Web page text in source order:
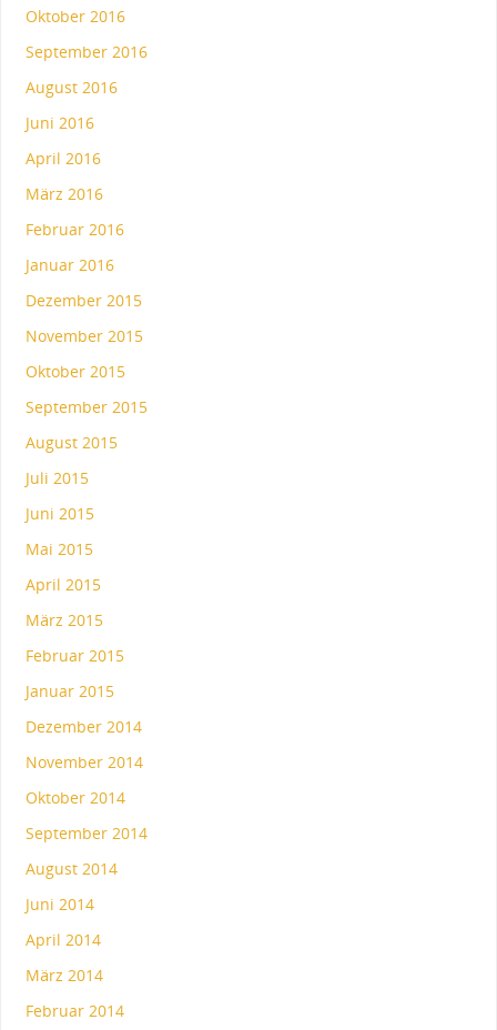
Oktober 2016
September 2016
August 2016
Juni 2016
April 2016
März 2016
Februar 2016
Januar 2016
Dezember 2015
November 2015
Oktober 2015
September 2015
August 2015
Juli 2015
Juni 2015
Mai 2015
April 2015
März 2015
Februar 2015
Januar 2015
Dezember 2014
November 2014
Oktober 2014
September 2014
August 2014
Juni 2014
April 2014
März 2014
Februar 2014